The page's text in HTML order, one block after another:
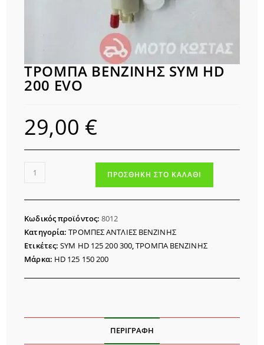
ΤΡΟΜΠΑ ΒΕΝΖΙΝΗΣ SYM HD
200 EVO
29,00 €
ΤΡΟΜΠΑ
SYM
200
EVO
ποσότητα
ΠΡΟΣΘΉΚΗ ΣΤΟ ΚΑΛΆΘΙ
Κωδικός προϊόντος:8012
Κατηγορία:ΤΡΟΜΠΕΣ ΑΝΤΛΙΕΣ ΒΕΝΖΙΝΗΣ
Ετικέτες:SYM HD 125 200 300,ΤΡΟΜΠΑ ΒΕΝΖΙΝΗΣ
Μάρκα: HD 125 150 200
ΠΕΡΙΓΡΑΦΉ